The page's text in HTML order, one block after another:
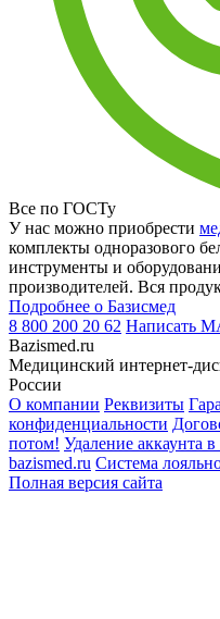
Все по ГОСТу
У нас можно приобрести
комплекты одноразового
инструменты и
производителей. Вся
Подробнее о Базисмед
8 800 200 20 62 Написать
Bazismed.ru
Медицинский интернет-
России
О компании Реквизиты
конфиденциальности
потом! Удаление аккаунта
bazismed.ru Система
Полная версия сайта